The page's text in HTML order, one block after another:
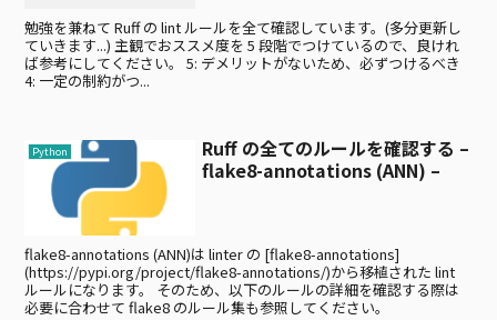
勉強を兼ねて Ruff の lint ルールを全て確認しています。(多分更新し
ていきます...) 主観でおススメ度を 5 段階でつけているので、良けれ
ば参考にしてください。 5: デメリットがないため、必ずつけるべき
4: 一定の制約がつ...
Python
Ruff の全てのルールを確認する –
flake8-annotations (ANN) –
flake8-annotations (ANN)は linter の [flake8-annotations]
(https://pypi.org/project/flake8-annotations/)から移植された lint
ルールになります。 そのため、以下のルールの詳細を確認する際は
必要に合わせて flake8 のルール集も参照してください。